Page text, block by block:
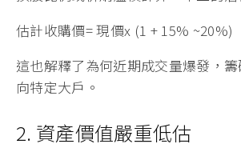
估計收購價= 現價x (1 + 15% ~20%)
這也解釋了為何近期成交量爆發，
向特定大戶。
2. 資產價值嚴重低估